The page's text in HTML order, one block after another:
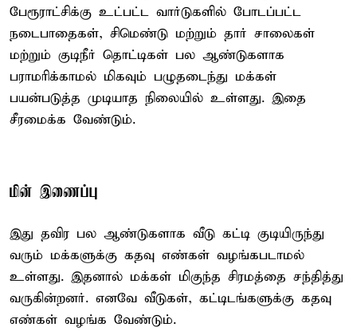
பேரூராட்சிக்கு உட்பட்ட வார்டுகளில் போடப்பட்ட
நடைபாதைகள், சிமெண்டு மற்றும் தார் சாலைகள்
மற்றும் குடிநீர் தொட்டிகள் பல ஆண்டுகளாக
பராமரிக்காமல் மிகவும் பழுதடைந்து மக்கள்
பயன்படுத்த முடியாத நிலையில் உள்ளது. இதை
சீரமைக்க வேண்டும்.
மின் இணைப்பு
இது தவிர பல ஆண்டுகளாக வீடு கட்டி குடியிருந்து
வரும் மக்களுக்கு கதவு எண்கள் வழங்கபடாமல்
உள்ளது. இதனால் மக்கள் மிகுந்த சிரமத்தை சந்தித்து
வருகின்றனர். எனவே வீடுகள், கட்டிடங்களுக்கு கதவு
எண்கள் வழங்க வேண்டும்.